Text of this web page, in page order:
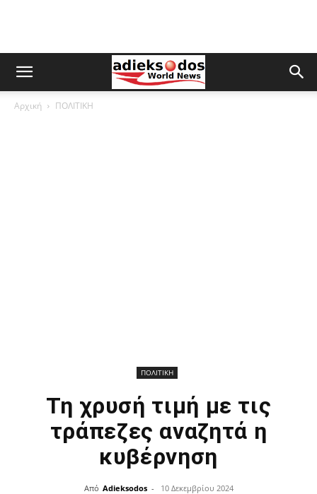
Αρχική ΠΟΛΙΤΙΚΗ
ΠΟΛΙΤΙΚΗ
Τη χρυσή τιμή με τις
τράπεζες αναζητά η
κυβέρνηση
Από Adieksodos - 10 Δεκεμβρίου 2024